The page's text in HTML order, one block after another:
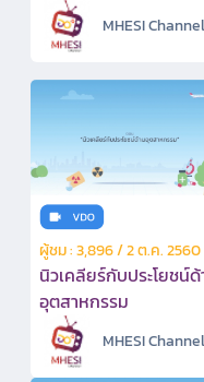
MHESI Channel
ผู้ชม : 3,896 / 2 ต.ค. 2560
นิวเคลียร์กับประโยชน์
อุตสาหกรรม
MHESI Channel